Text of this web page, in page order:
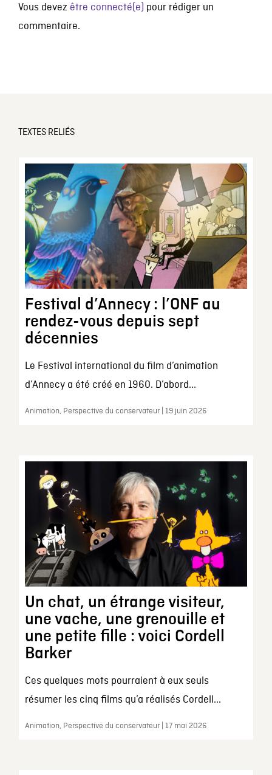
Vous devez être connecté(e) pour rédiger un
commentaire.
TEXTES RELIÉS
Festival d’Annecy : l’ONF au
rendez-vous depuis sept
décennies
Le Festival international du film d’animation
d’Annecy a été créé en 1960. D’abord...
Animation, Perspective du conservateur | 19 juin 2026
Un chat, un étrange visiteur,
une vache, une grenouille et
une petite fille : voici Cordell
Barker
Ces quelques mots pourraient à eux seuls
résumer les cinq films qu’a réalisés Cordell...
Animation, Perspective du conservateur | 17 mai 2026